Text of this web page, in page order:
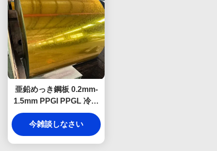
亜鉛めっき鋼板 0.2mm-
1.5mm PPGI PPGL 冷延
鋼板コイル
今雑談しなさい